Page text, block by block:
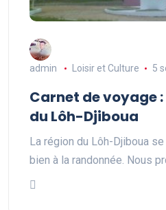
admin Loisir et Culture 5
Carnet de voyage
du Lôh-Djiboua
La région du Lôh-Djiboua
bien à la randonnée. Nous